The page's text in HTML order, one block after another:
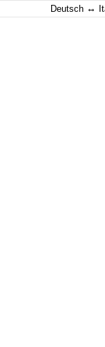
Deutsch ↔